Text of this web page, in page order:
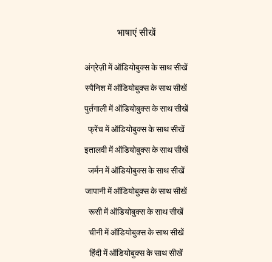
भाषाएं सीखें
अंग्रेज़ी में ऑडियोबुक्स के साथ सीखें
स्पैनिश में ऑडियोबुक्स के साथ सीखें
पुर्तगाली में ऑडियोबुक्स के साथ सीखें
फ्रेंच में ऑडियोबुक्स के साथ सीखें
इतालवी में ऑडियोबुक्स के साथ सीखें
जर्मन में ऑडियोबुक्स के साथ सीखें
जापानी में ऑडियोबुक्स के साथ सीखें
रूसी में ऑडियोबुक्स के साथ सीखें
चीनी में ऑडियोबुक्स के साथ सीखें
हिंदी में ऑडियोबुक्स के साथ सीखें